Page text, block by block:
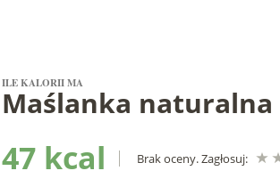
ILE KALORII MA
Maślanka naturalna
47 kcal Brak oceny. Zagłosuj: